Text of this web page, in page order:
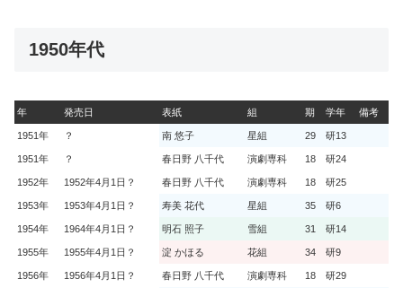
1950年代
年 発売日 表紙 組 期 学年 備考
1951年 ？ 南 悠子 星組 29 研13
1951年 ？ 春日野 八千代 演劇専科 18 研24
1952年 1952年4月1日？ 春日野 八千代 演劇専科 18 研25
1953年 1953年4月1日？ 寿美 花代 星組 35 研6
1954年 1964年4月1日？ 明石 照子 雪組 31 研14
1955年 1955年4月1日？ 淀 かほる 花組 34 研9
1956年 1956年4月1日？ 春日野 八千代 演劇専科 18 研29